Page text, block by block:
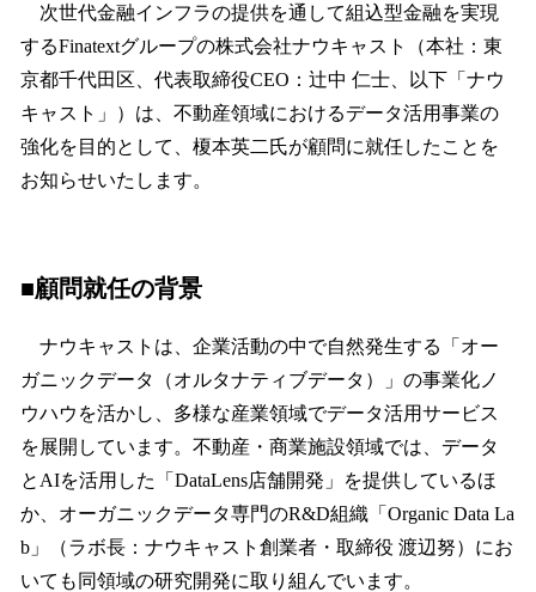
！
数
を
読
み
込
み
中
次世代金融インフラの提供を通して組込型金融を実現
するFinatextグループの株式会社ナウキャスト（本社：東
京都千代田区、代表取締役CEO：辻中 仁士、以下「ナウ
キャスト」）は、不動産領域におけるデータ活用事業の
強化を目的として、榎本英二氏が顧問に就任したことを
お知らせいたします。
■顧問就任の背景
ナウキャストは、企業活動の中で自然発生する「オー
ガニックデータ（オルタナティブデータ）」の事業化ノ
ウハウを活かし、多様な産業領域でデータ活用サービス
を展開しています。不動産・商業施設領域では、データ
とAIを活用した「DataLens店舗開発」を提供しているほ
か、オーガニックデータ専門のR&D組織「Organic Data La
b」（ラボ長：ナウキャスト創業者・取締役 渡辺努）にお
いても同領域の研究開発に取り組んでいます。